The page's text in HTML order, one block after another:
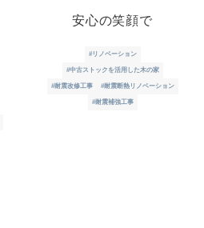
安心の笑顔で
#リノベーション
#中古ストックを活用した木の家
#耐震改修工事 #耐震断熱リノベーション
#耐震補強工事